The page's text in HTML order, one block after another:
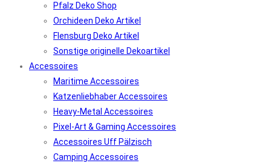
Pfalz Deko Shop
Orchideen Deko Artikel
Flensburg Deko Artikel
Sonstige originelle Dekoartikel
Accessoires
Maritime Accessoires
Katzenliebhaber Accessoires
Heavy-Metal Accessoires
Pixel-Art & Gaming Accessoires
Accessoires Uff Pälzisch
Camping Accessoires